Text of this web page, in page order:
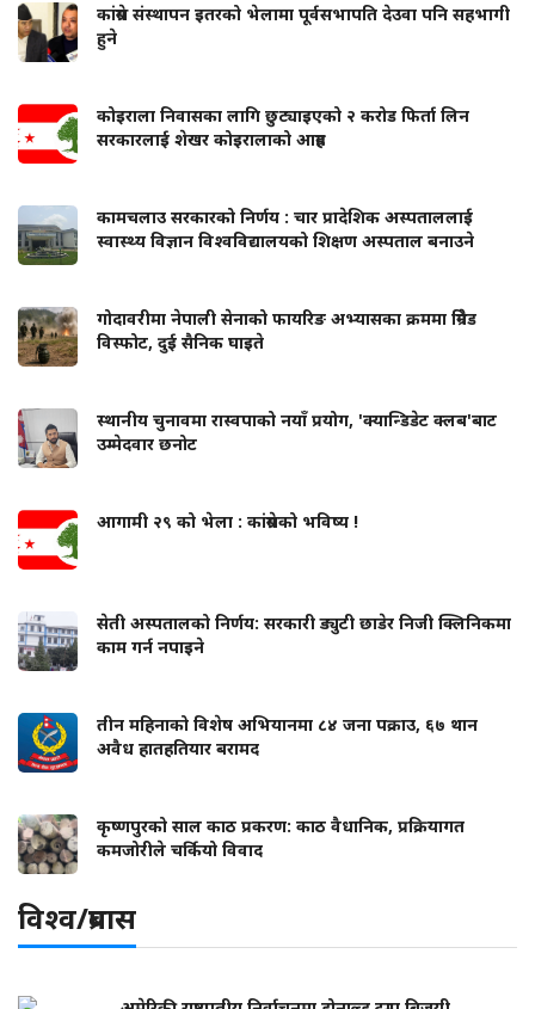
कांग्रेस संस्थापन इतरको भेलामा पूर्वसभापति देउवा पनि सहभागी
हुने
कोइराला निवासका लागि छुट्याइएको २ करोड फिर्ता लिन
सरकारलाई शेखर कोइरालाको आग्रह
कामचलाउ सरकारको निर्णय : चार प्रादेशिक अस्पताललाई
स्वास्थ्य विज्ञान विश्वविद्यालयको शिक्षण अस्पताल बनाउने
गोदावरीमा नेपाली सेनाको फायरिङ अभ्यासका क्रममा ग्रिनेड
विस्फोट, दुई सैनिक घाइते
स्थानीय चुनावमा रास्वपाको नयाँ प्रयोग, 'क्यान्डिडेट क्लब'बाट
उम्मेदवार छनोट
आगामी २९ को भेला : कांग्रेसको भविष्य !
सेती अस्पतालको निर्णय: सरकारी ड्युटी छाडेर निजी क्लिनिकमा
काम गर्न नपाइने
तीन महिनाको विशेष अभियानमा ८४ जना पक्राउ, ६७ थान
अवैध हातहतियार बरामद
कृष्णपुरको साल काठ प्रकरण: काठ वैधानिक, प्रक्रियागत
कमजोरीले चर्कियो विवाद
विश्व/प्रबास